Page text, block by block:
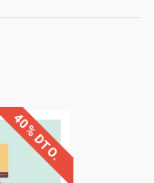
40% DTO.